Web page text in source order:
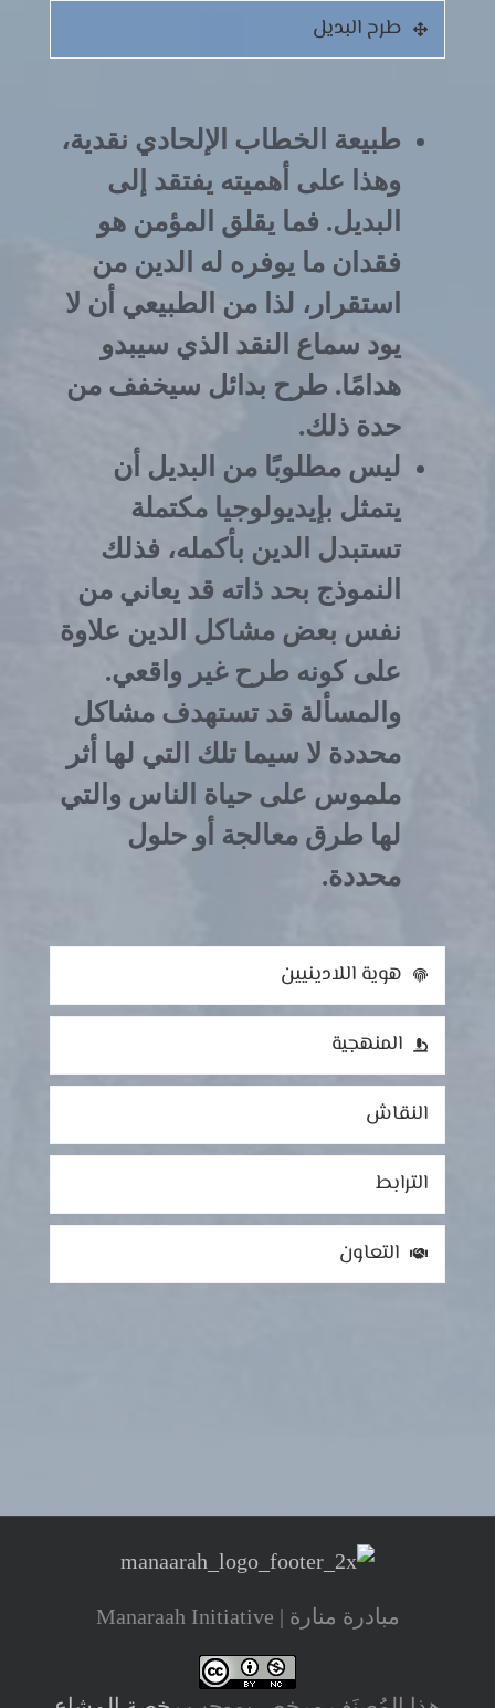
طرح البديل
طبيعة الخطاب الإلحادي نقدية،
وهذا على أهميته يفتقد إلى
البديل. فما يقلق المؤمن هو
فقدان ما يوفره له الدين من
استقرار، لذا من الطبيعي أن لا
يود سماع النقد الذي سيبدو
هدامًا. طرح بدائل سيخفف من
حدة ذلك.
ليس مطلوبًا من البديل أن
يتمثل بإيديولوجيا مكتملة
تستبدل الدين بأكمله، فذلك
النموذج بحد ذاته قد يعاني من
نفس بعض مشاكل الدين علاوة
على كونه طرح غير واقعي.
والمسألة قد تستهدف مشاكل
محددة لا سيما تلك التي لها أثر
ملموس على حياة الناس والتي
لها طرق معالجة أو حلول
محددة.
هوية اللادينيين
المنهجية
النقاش
الترابط
التعاون
مبادرة منارة | Manaraah Initiative